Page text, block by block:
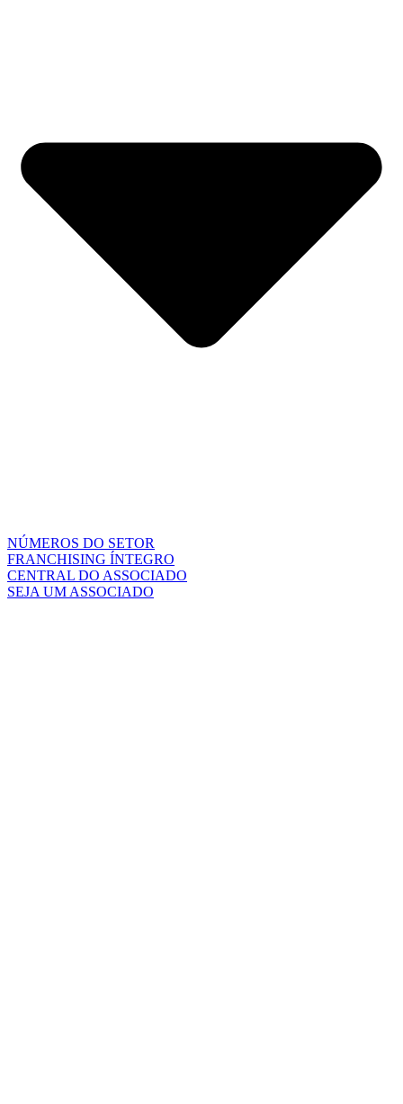
NÚMEROS DO SETOR
FRANCHISING ÍNTEGRO
CENTRAL DO ASSOCIADO
SEJA UM ASSOCIADO